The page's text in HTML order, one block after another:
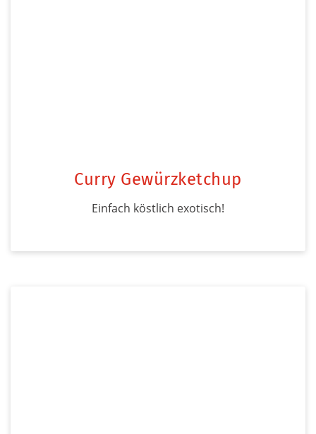
Curry Gewürzketchup
Einfach köstlich exotisch!